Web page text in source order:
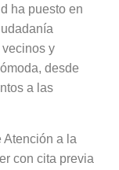
ha puesto en
y
desde
a las
Atención a la
con cita previa